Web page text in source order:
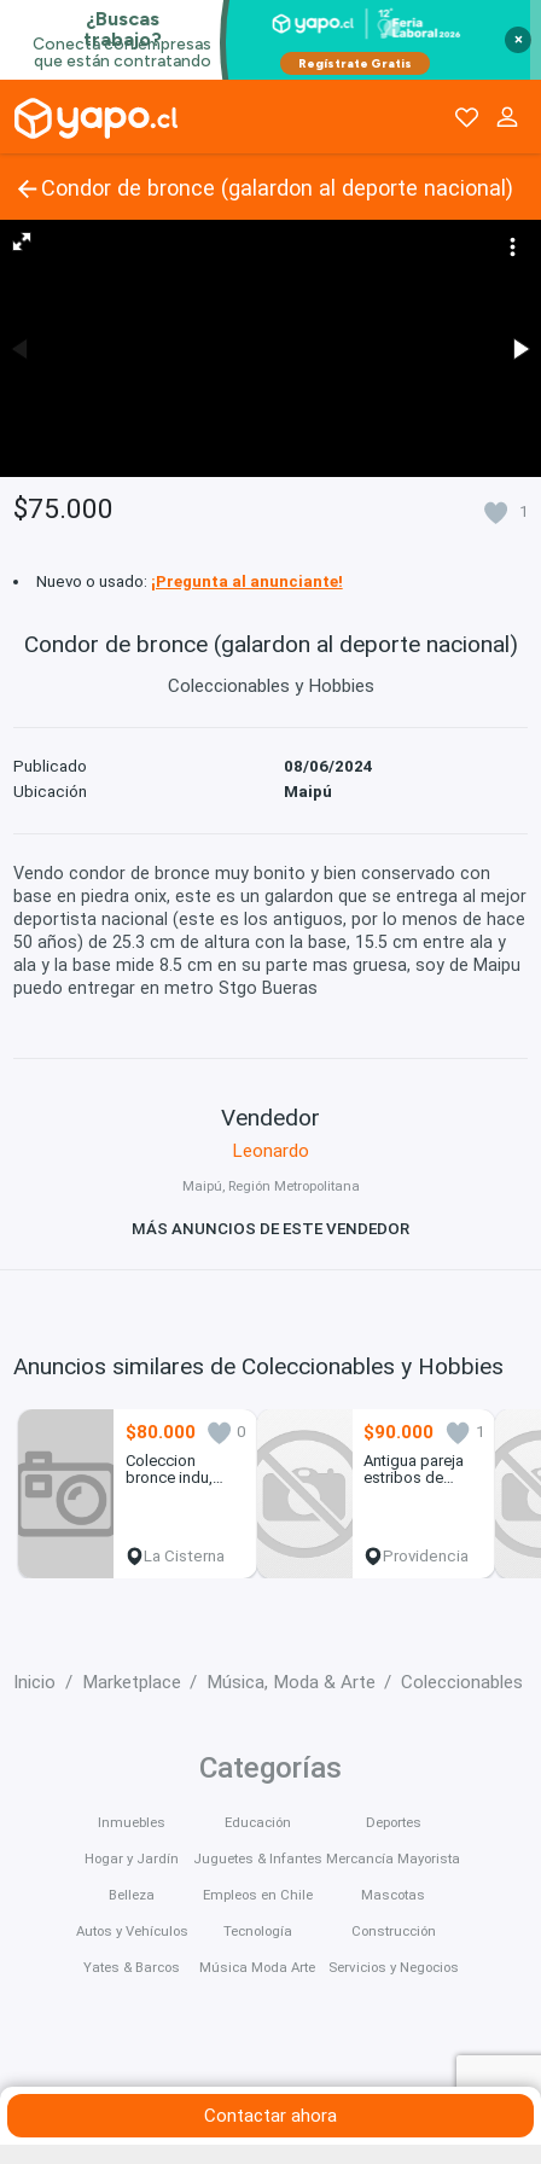
×
Condor de bronce (galardon al deporte nacional)
$75.000 1
Nuevo o usado: ¡Pregunta al anunciante!
Condor de bronce (galardon al deporte nacional)
Coleccionables y Hobbies
Publicado
08/06/2024
Ubicación
Maipú
Vendo condor de bronce muy bonito y bien conservado con
base en piedra onix, este es un galardon que se entrega al mejor
deportista nacional (este es los antiguos, por lo menos de hace
50 años) de 25.3 cm de altura con la base, 15.5 cm entre ala y
ala y la base mide 8.5 cm en su parte mas gruesa, soy de Maipu
puedo entregar en metro Stgo Bueras
Vendedor
Leonardo
Maipú, Región Metropolitana
MÁS ANUNCIOS DE ESTE VENDEDOR
Anuncios similares de Coleccionables y Hobbies
$80.000
0
Coleccion
bronce indu,
La Cisterna
$90.000
1
Antigua pareja
estribos de
Providencia
Inicio Marketplace Música, Moda & Arte Coleccionables
Contactar ahora
Categorías
Inmuebles
Hogar y Jardín
Belleza
Autos y Vehículos
Yates & Barcos
Educación
Juguetes & Infantes
Empleos en Chile
Tecnología
Música Moda Arte
Deportes
Mercancía Mayorista
Mascotas
Construcción
Servicios y Negocios